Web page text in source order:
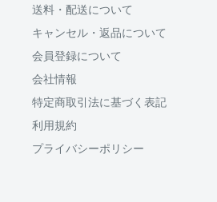
アドレスと携帯電話番号宛
力するだけで、配送先やク
支払いができます。
「ApplePay・GooglePay・
分割払いは、株式会社オリ
送料・配送について
キャンセル・返品について
会員登録について
会社情報
特定商取引法に基づく表記
利用規約
プライバシーポリシー